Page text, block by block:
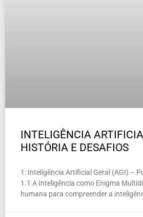
INTELIGÊNCIA
HISTÓRIA E DESAFIOS
1: Inteligência Artificial Geral (AGI) –
1.1 A Inteligência como Enigma
humana para compreender a